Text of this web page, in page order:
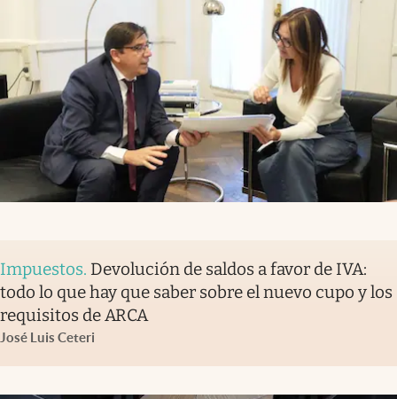
Impuestos. Devolución de saldos a favor de IVA:
todo lo que hay que saber sobre el nuevo cupo y los
requisitos de ARCA
José Luis Ceteri